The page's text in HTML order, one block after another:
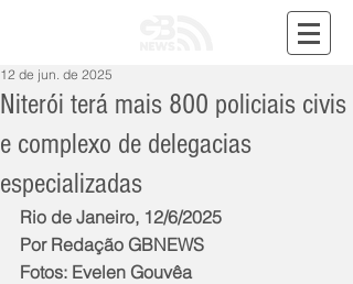
Niterói terá mais 800 policiais civis
e complexo de delegacias
especializadas
12 de jun. de 2025
Rio de Janeiro, 12/6/2025
Por Redação GBNEWS
Fotos: Evelen Gouvêa